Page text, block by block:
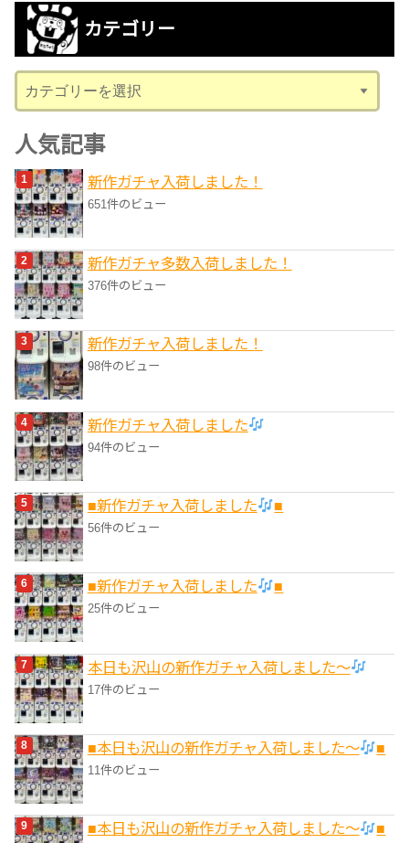
カ
ブ
カテゴリー
テ
ゴ
リ
ー
人気記事
新作ガチャ入荷しました！
651件のビュー
新作ガチャ多数入荷しました！
376件のビュー
新作ガチャ入荷しました！
98件のビュー
新作ガチャ入荷しました
94件のビュー
■新作ガチャ入荷しました ■
56件のビュー
■新作ガチャ入荷しました ■
25件のビュー
本日も沢山の新作ガチャ入荷しました〜
17件のビュー
■本日も沢山の新作ガチャ入荷しました〜 ■
11件のビュー
■本日も沢山の新作ガチャ入荷しました〜 ■